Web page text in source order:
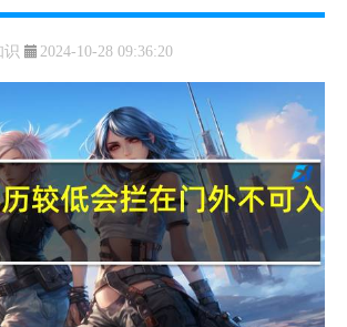
识 2024-10-28 09:36:20